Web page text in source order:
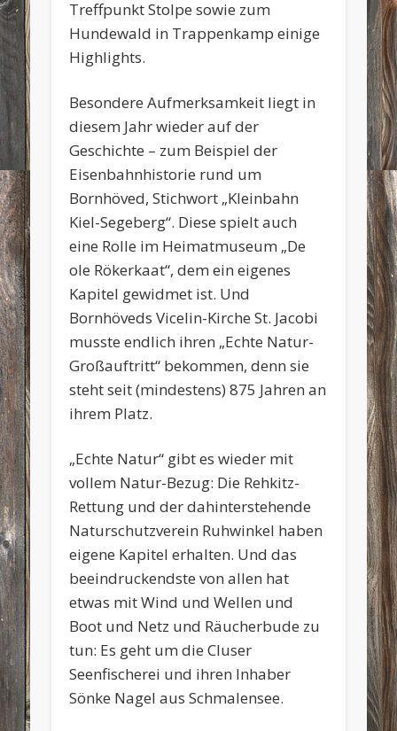
Treffpunkt Stolpe sowie zum
Hundewald in Trappenkamp einige
Highlights.
Besondere Aufmerksamkeit liegt in
diesem Jahr wieder auf der
Geschichte – zum Beispiel der
Eisenbahnhistorie rund um
Bornhöved, Stichwort „Kleinbahn
Kiel-Segeberg“. Diese spielt auch
eine Rolle im Heimatmuseum „De
ole Rökerkaat“, dem ein eigenes
Kapitel gewidmet ist. Und
Bornhöveds Vicelin-Kirche St. Jacobi
musste endlich ihren „Echte Natur-
Großauftritt“ bekommen, denn sie
steht seit (mindestens) 875 Jahren an
ihrem Platz.
„Echte Natur“ gibt es wieder mit
vollem Natur-Bezug: Die Rehkitz-
Rettung und der dahinterstehende
Naturschutzverein Ruhwinkel haben
eigene Kapitel erhalten. Und das
beeindruckendste von allen hat
etwas mit Wind und Wellen und
Boot und Netz und Räucherbude zu
tun: Es geht um die Cluser
Seenfischerei und ihren Inhaber
Sönke Nagel aus Schmalensee.